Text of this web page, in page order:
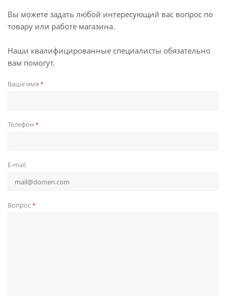
Вы можете задать любой интересующий вас вопрос по
товару или работе магазина.
Наши квалифицированные специалисты обязательно
вам помогут.
Ваше имя *
Телефон *
E-mail
Вопрос*